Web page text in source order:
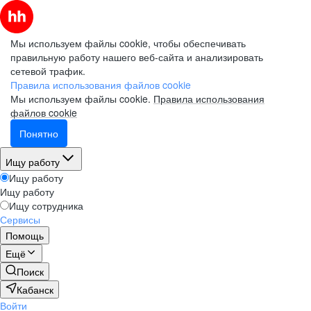
Мы используем файлы cookie, чтобы обеспечивать
правильную работу нашего веб-сайта и анализировать
сетевой трафик.
Правила использования файлов cookie
Мы используем файлы cookie. Правила использования
файлов cookie
Понятно
Ищу работу
Ищу работу
Ищу работу
Ищу сотрудника
Сервисы
Помощь
Ещё
Поиск
Кабанск
Войти